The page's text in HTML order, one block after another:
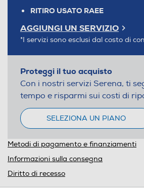
RITIRO USATO RAEE
AGGIUNGI UN SERVIZIO
*I servizi sono esclusi dal costo di
Proteggi il tuo acquisto
Con i nostri servizi Serena, ti
tempo e risparmi sui costi di
SELEZIONA UN PIANO
Metodi di pagamento e finanziamenti
Informazioni sulla consegna
Diritto di recesso